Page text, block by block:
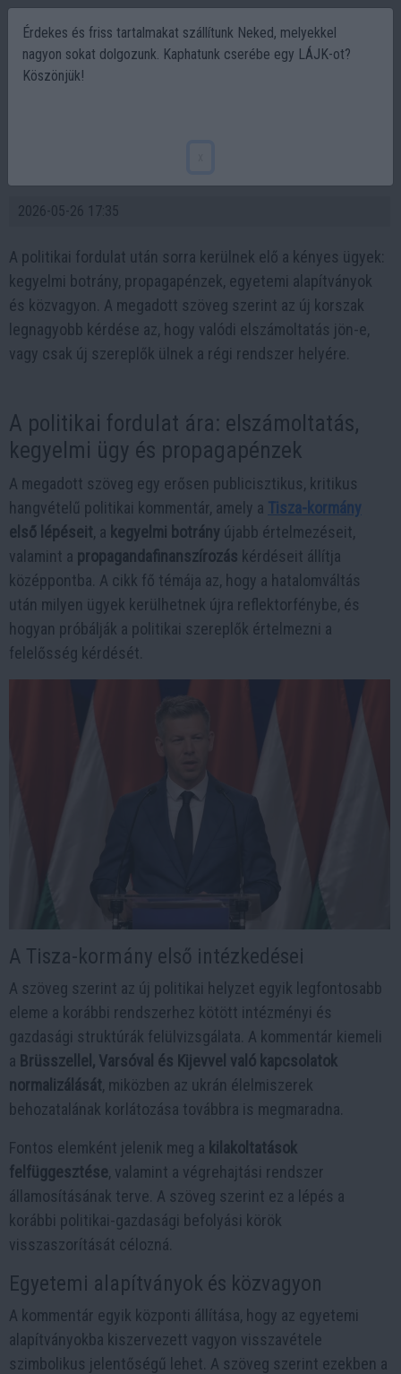
2026-05-26 17:35
A politikai fordulat után sorra kerülnek elő a kényes ügyek:
kegyelmi botrány, propagapénzek, egyetemi alapítványok
és közvagyon. A megadott szöveg szerint az új korszak
legnagyobb kérdése az, hogy valódi elszámoltatás jön-e,
vagy csak új szereplők ülnek a régi rendszer helyére.
A politikai fordulat ára: elszámoltatás,
kegyelmi ügy és propagapénzek
A megadott szöveg egy erősen publicisztikus, kritikus
hangvételű politikai kommentár, amely a Tisza-kormány
első lépéseit, a kegyelmi botrány újabb értelmezéseit,
valamint a propagandafinanszírozás kérdéseit állítja
középpontba. A cikk fő témája az, hogy a hatalomváltás
után milyen ügyek kerülhetnek újra reflektorfénybe, és
hogyan próbálják a politikai szereplők értelmezni a
felelősség kérdését.
A Tisza-kormány első intézkedései
A szöveg szerint az új politikai helyzet egyik legfontosabb
eleme a korábbi rendszerhez kötött intézményi és
gazdasági struktúrák felülvizsgálata. A kommentár kiemeli
a Brüsszellel, Varsóval és Kijevvel való kapcsolatok
normalizálását, miközben az ukrán élelmiszerek
behozatalának korlátozása továbbra is megmaradna.
Fontos elemként jelenik meg a kilakoltatások
felfüggesztése, valamint a végrehajtási rendszer
államosításának terve. A szöveg szerint ez a lépés a
korábbi politikai-gazdasági befolyási körök
visszaszorítását célozná.
Egyetemi alapítványok és közvagyon
A kommentár egyik központi állítása, hogy az egyetemi
alapítványokba kiszervezett vagyon visszavétele
szimbolikus jelentőségű lehet. A szöveg szerint ezekben a
Érdekes és friss tartalmakat szállítunk Neked, melyekkel
nagyon sokat dolgozunk. Kaphatunk cserébe egy LÁJK-ot?
Köszönjük!